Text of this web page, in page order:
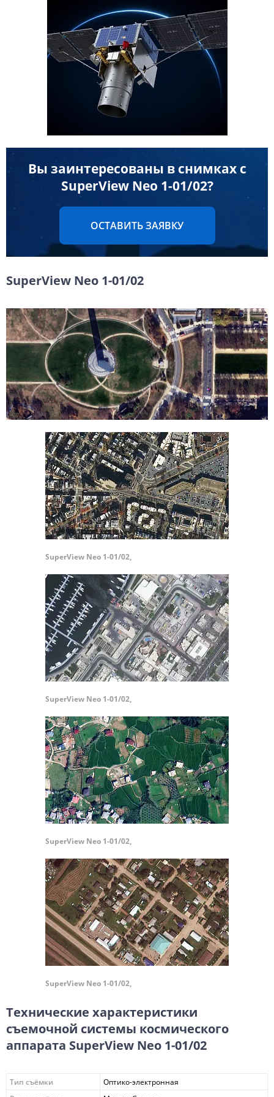
Вы заинтересованы в снимках с
SuperView Neo 1-01/02?
ОСТАВИТЬ ЗАЯВКУ
SuperView Neo 1-01/02
SuperView Neo 1-01/02,
SuperView Neo 1-01/02,
SuperView Neo 1-01/02,
SuperView Neo 1-01/02,
Технические характеристики
съемочной системы космического
аппарата SuperView Neo 1-01/02
Тип съёмки
Оптико-электронная
Данные с российских спутников
Топографические, тематические и специальные карты
Картография
Банковское дело и Страхование
Оборона и Геопространственная разведка
Картография
Судебная экспертиза